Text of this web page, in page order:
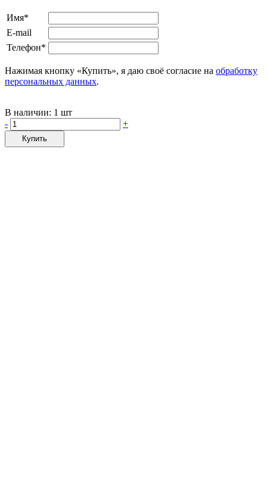
Имя*
E-mail
Телефон*
Нажимая кнопку «Купить», я даю своё согласие на обработку
персональных данных.
В наличии: 1 шт
-
+
Купить